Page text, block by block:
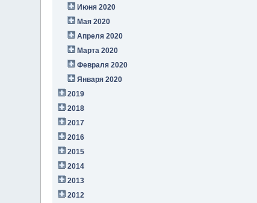
Июня 2020
Мая 2020
Апреля 2020
Марта 2020
Февраля 2020
Января 2020
2019
2018
2017
2016
2015
2014
2013
2012